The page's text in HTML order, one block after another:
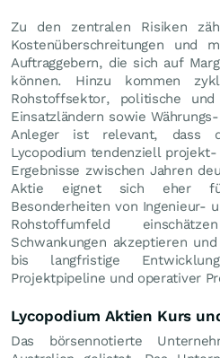
Zu den zentralen Risiken
Kostenüberschreitungen und
Auftraggebern, die sich auf
können. Hinzu kommen
Rohstoffsektor, politische
Einsatzländern sowie
Anleger ist relevant, dass
Lycopodium tendenziell
Ergebnisse zwischen Jahren
Aktie eignet sich eher
Besonderheiten von Ingenieur-
Rohstoffumfeld
Schwankungen akzeptieren
bis langfristige
Projektpipeline und operativer
Lycopodium Aktien Kurs
Das börsennotierte